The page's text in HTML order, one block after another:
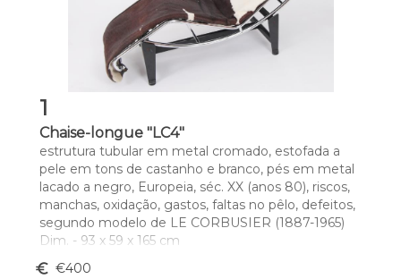
1
Chaise-longue "LC4"
estrutura tubular em metal cromado, estofada a
pele em tons de castanho e branco, pés em metal
lacado a negro, Europeia, séc. XX (anos 80), riscos,
manchas, oxidação, gastos, faltas no pêlo, defeitos,
segundo modelo de LE CORBUSIER (1887-1965)
Dim. - 93 x 59 x 165 cm
euro_symbol €400